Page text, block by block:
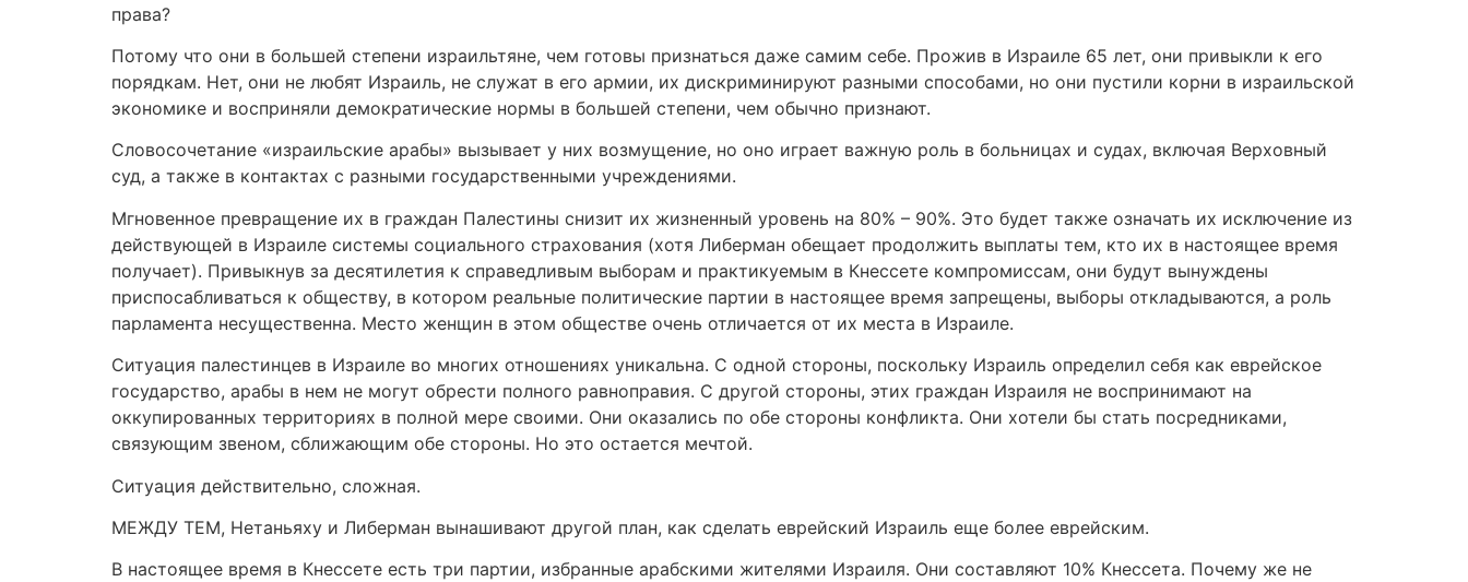
права?
Потому что они в большей степени израильтяне, чем готовы признаться даже самим себе. Прожив в Израиле 65 лет, они привыкли к его
порядкам. Нет, они не любят Израиль, не служат в его армии, их дискриминируют разными способами, но они пустили корни в израильской
экономике и восприняли демократические нормы в большей степени, чем обычно признают.
Словосочетание «израильские арабы» вызывает у них возмущение, но оно играет важную роль в больницах и судах, включая Верховный
суд, а также в контактах с разными государственными учреждениями.
Мгновенное превращение их в граждан Палестины снизит их жизненный уровень на 80% – 90%. Это будет также означать их исключение из
действующей в Израиле системы социального страхования (хотя Либерман обещает продолжить выплаты тем, кто их в настоящее время
получает). Привыкнув за десятилетия к справедливым выборам и практикуемым в Кнессете компромиссам, они будут вынуждены
приспосабливаться к обществу, в котором реальные политические партии в настоящее время запрещены, выборы откладываются, а роль
парламента несущественна. Место женщин в этом обществе очень отличается от их места в Израиле.
Ситуация палестинцев в Израиле во многих отношениях уникальна. С одной стороны, поскольку Израиль определил себя как еврейское
государство, арабы в нем не могут обрести полного равноправия. С другой стороны, этих граждан Израиля не воспринимают на
оккупированных территориях в полной мере своими. Они оказались по обе стороны конфликта. Они хотели бы стать посредниками,
связующим звеном, сближающим обе стороны. Но это остается мечтой.
Ситуация действительно, сложная.
МЕЖДУ ТЕМ, Нетаньяху и Либерман вынашивают другой план, как сделать еврейский Израиль еще более еврейским.
В настоящее время в Кнессете есть три партии, избранные арабскими жителями Израиля. Они составляют 10% Кнессета. Почему же не